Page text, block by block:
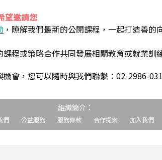
望邀請您
，瞭解我們最新的公開課程，一起打造善的
程或策略合作共同發展相關教育或就業訓
會，您可以隨時與我們聯繫：02-2986-
組織簡介：
們 公益服務 服務條款 合作提案 加入我們